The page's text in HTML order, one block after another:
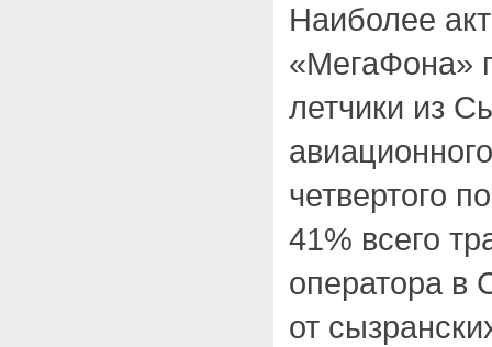
Наиболее
«МегаФона»
летчики из
четвертого
41% всего
оператора в
от